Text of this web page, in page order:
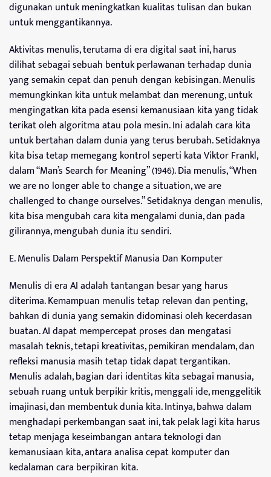
digunakan untuk meningkatkan kualitas tulisan dan bukan
untuk menggantikannya.
Aktivitas menulis, terutama di era digital saat ini, harus
dilihat sebagai sebuah bentuk perlawanan terhadap dunia
yang semakin cepat dan penuh dengan kebisingan. Menulis
memungkinkan kita untuk melambat dan merenung, untuk
mengingatkan kita pada esensi kemanusiaan kita yang tidak
terikat oleh algoritma atau pola mesin. Ini adalah cara kita
untuk bertahan dalam dunia yang terus berubah. Setidaknya
kita bisa tetap memegang kontrol seperti kata Viktor Frankl,
dalam “Man’s Search for Meaning” (1946). Dia menulis, “When
we are no longer able to change a situation, we are
challenged to change ourselves.” Setidaknya dengan menulis,
kita bisa mengubah cara kita mengalami dunia, dan pada
gilirannya, mengubah dunia itu sendiri.
E. Menulis Dalam Perspektif Manusia Dan Komputer
Menulis di era AI adalah tantangan besar yang harus
diterima. Kemampuan menulis tetap relevan dan penting,
bahkan di dunia yang semakin didominasi oleh kecerdasan
buatan. AI dapat mempercepat proses dan mengatasi
masalah teknis, tetapi kreativitas, pemikiran mendalam, dan
refleksi manusia masih tetap tidak dapat tergantikan.
Menulis adalah, bagian dari identitas kita sebagai manusia,
sebuah ruang untuk berpikir kritis, menggali ide, menggelitik
imajinasi, dan membentuk dunia kita. Intinya, bahwa dalam
menghadapi perkembangan saat ini, tak pelak lagi kita harus
tetap menjaga keseimbangan antara teknologi dan
kemanusiaan kita, antara analisa cepat komputer dan
kedalaman cara berpikiran kita.